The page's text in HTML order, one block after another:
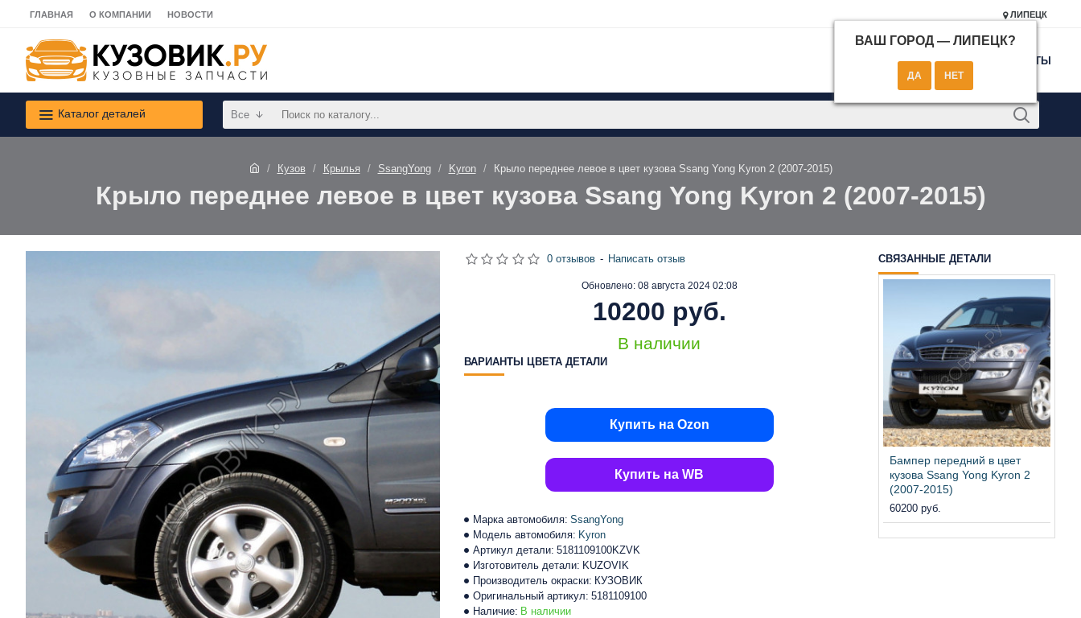
ГЛАВНАЯ О КОМПАНИИ НОВОСТИ ЛИПЕЦК
ВАШ ГОРОД — ЛИПЕЦК?
КОНТАКТЫ
Каталог деталей Все
Кузов Крылья SsangYong Kyron Крыло переднее левое в цвет кузова Ssang Yong Kyron 2 (2007-2015)
Крыло переднее левое в цвет кузова Ssang Yong Kyron 2 (2007-2015)
Наличие: В наличии
Марка автомобиля: SsangYong
Модель автомобиля: Kyron
Артикул детали: 5181109100KZVK
Изготовитель детали: KUZOVIK
Производитель окраски: КУЗОВИК
Оригинальный артикул: 5181109100
Обновлено: 08 августа 2024 02:08
В наличии
0 отзывов - Написать отзыв
10200 руб.
ВАРИАНТЫ ЦВЕТА ДЕТАЛИ
Купить на Ozon
Купить на WB
СВЯЗАННЫЕ ДЕТАЛИ
Бампер передний в цвет
кузова Ssang Yong Kyron 2
(2007-2015)
60200 руб.